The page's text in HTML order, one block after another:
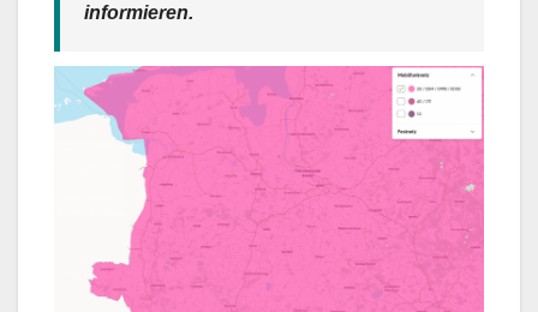
informieren.